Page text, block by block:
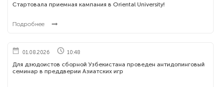
Стартовала приемная кампания в Oriental University!
Подробнее
01.08.2026 10:48
Для дзюдоистов сборной Узбекистана проведен антидопинговый
семинар в преддверии Азиатских игр